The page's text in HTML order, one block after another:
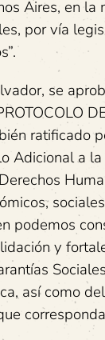
Aires, en la
por vía
se
ratificado
Adicional a
podemos
y
así como